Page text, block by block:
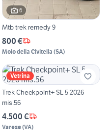
6
Mtb trek remedy 9
800 €
Moio della Civitella (SA)
Vetrina
Trek Checkpoint+ SL 5 2026
mis.56
4.500 €
Varese(VA)